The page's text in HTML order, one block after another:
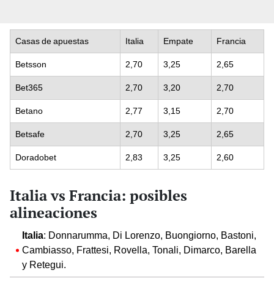
Casas de apuestas Italia Empate Francia
Betsson 2,70 3,25 2,65
Bet365 2,70 3,20 2,70
Betano 2,77 3,15 2,70
Betsafe 2,70 3,25 2,65
Doradobet 2,83 3,25 2,60
Italia vs Francia: posibles
alineaciones
Italia: Donnarumma, Di Lorenzo, Buongiorno, Bastoni,
Cambiasso, Frattesi, Rovella, Tonali, Dimarco, Barella
y Retegui.